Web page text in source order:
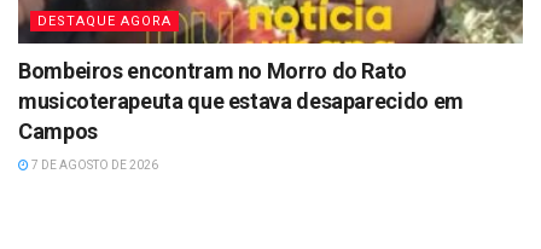
DESTAQUE AGORA
Bombeiros encontram no Morro do Rato
musicoterapeuta que estava desaparecido em
Campos
7 DE AGOSTO DE 2026